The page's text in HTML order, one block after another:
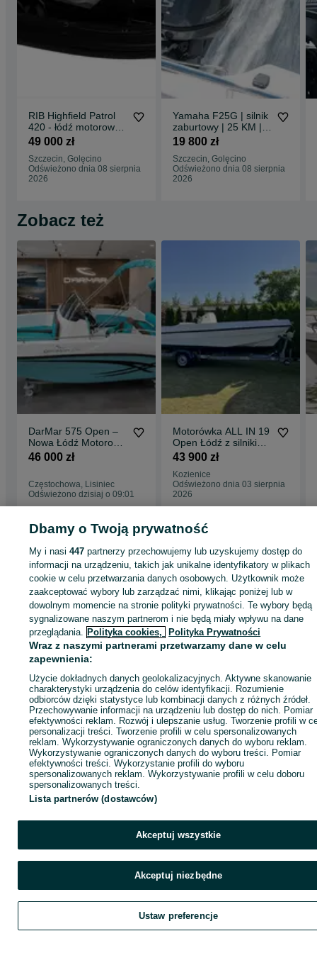
Zapraszamy na nasze inne ogłoszenia lub do bezpośredniego
Oferujemy pełny asortyment sprzętu Yamaha Marine i nie tylko.
(klasa łodzi Finnmaster, Nordkapp, Parker)
Autoryzowany salon i serwis Yamaha Marine
71-717 Szczecin
Poza sezonem, przed przyjazdem prosimy o wcześniejszy kontakt
telefoniczny.
RIB Highfield Patrol
420 - łódź motorowa
trenerska, klubowa,
49 000 zł
Szczecin, Golęcino
Odświeżono dnia 08 sierpnia
2026
Yamaha F25G | silnik
zaburtowy | 25 KM |
rumpel, manetka |
19 800 zł
Szczecin, Golęcino
Odświeżono dnia 08 sierpnia
2026
Zobacz też
DarMar 575 Open –
Nowa Łódź Motorowa
| 7 Osób | Producent
46 000 zł
Częstochowa, Lisiniec
Odświeżono dzisiaj o 09:01
Motorówka ALL IN 19
Open Łódź z silnikiem
zaburtowym Tohatsu
43 900 zł
Kozienice
Odświeżono dnia 03 sierpnia
2026
Motorowe - Zachodniopomorskie
Motorowe - Szczecin Motorowe - Golęcino
KATEGORIA
ID:1076187539 Wyświetlenia:
Dbamy o Twoją prywatność
My i nasi447 partnerzy przechowujemy lub uzyskujemy dostęp do
informacji na urządzeniu, takich jak unikalne identyfikatory w plikach
cookie w celu przetwarzania danych osobowych. Użytkownik może
zaakceptować wybory lub zarządzać nimi, klikając poniżej lub w
dowolnym momencie na stronie polityki prywatności. Te wybory będą
sygnalizowane naszym partnerom i nie będą miały wpływu na dane
przeglądania. Polityka cookies, Polityka Prywatności
Wraz z naszymi partnerami przetwarzamy dane w celu
zapewnienia:
Użycie dokładnych danych geolokalizacyjnych. Aktywne skanowanie
charakterystyki urządzenia do celów identyfikacji. Rozumienie
odbiorców dzięki statystyce lub kombinacji danych z różnych źródeł.
Przechowywanie informacji na urządzeniu lub dostęp do nich. Pomiar
efektywności reklam. Rozwój i ulepszanie usług. Tworzenie profili w
personalizacji treści. Tworzenie profili w celu spersonalizowanych
reklam. Wykorzystywanie ograniczonych danych do wyboru reklam.
Wykorzystywanie ograniczonych danych do wyboru treści. Pomiar
efektywności treści. Wykorzystanie profili do wyboru
spersonalizowanych reklam. Wykorzystywanie profili w celu doboru
spersonalizowanych treści.
Lista partnerów (dostawców)
Akceptuj wszystkie
Akceptuj niezbędne
Ustaw preferencje